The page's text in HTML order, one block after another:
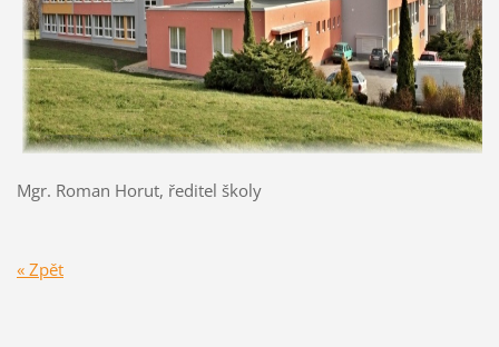
Mgr. Roman Horut, ředitel školy
« Zpět